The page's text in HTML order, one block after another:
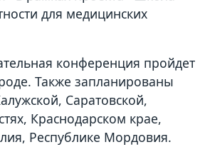
для медицинских
конференция пройдет
Также запланированы
Саратовской,
Краснодарском крае,
Республике Мордовия.